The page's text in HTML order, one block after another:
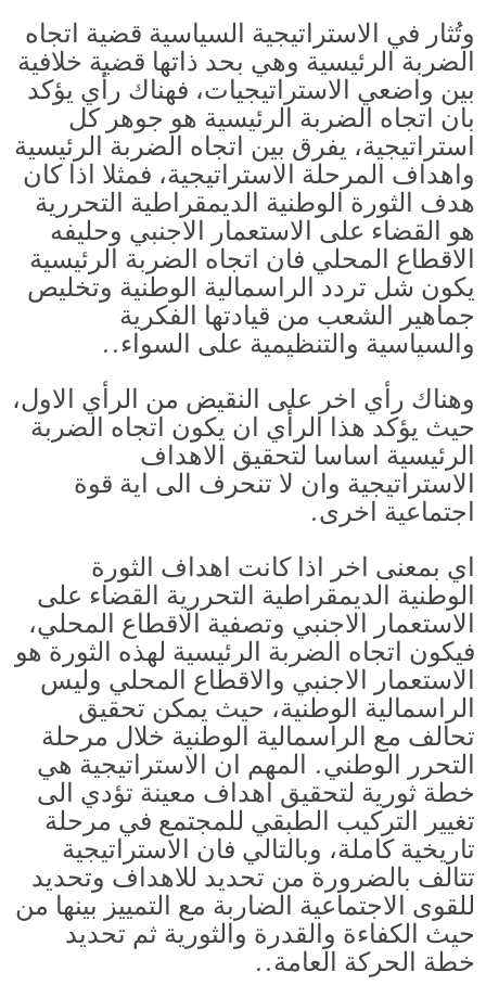
وتُثار في الاستراتيجية السياسية قضية اتجاه
الضربة الرئيسية وهي بحد ذاتها قضية خلافية
بين واضعي الاستراتيجيات، فهناك رأي يؤكد
بان اتجاه الضربة الرئيسية هو جوهر كل
استراتيجية، يفرق بين اتجاه الضربة الرئيسية
واهداف المرحلة الاستراتيجية، فمثلا اذا كان
هدف الثورة الوطنية الديمقراطية التحررية
هو القضاء على الاستعمار الاجنبي وحليفه
الاقطاع المحلي فان اتجاه الضربة الرئيسية
يكون شل تردد الراسمالية الوطنية وتخليص
جماهير الشعب من قيادتها الفكرية
والسياسية والتنظيمية على السواء..
وهناك رأي اخر على النقيض من الرأي الاول،
حيث يؤكد هذا الرأي ان يكون اتجاه الضربة
الرئيسية اساسا لتحقيق الاهداف
الاستراتيجية وان لا تنحرف الى اية قوة
اجتماعية اخرى.
اي بمعنى اخر اذا كانت اهداف الثورة
الوطنية الديمقراطية التحررية القضاء على
الاستعمار الاجنبي وتصفية الاقطاع المحلي،
فيكون اتجاه الضربة الرئيسية لهذه الثورة هو
الاستعمار الاجنبي والاقطاع المحلي وليس
الراسمالية الوطنية، حيث يمكن تحقيق
تحالف مع الراسمالية الوطنية خلال مرحلة
التحرر الوطني. المهم ان الاستراتيجية هي
خطة ثورية لتحقيق اهداف معينة تؤدي الى
تغيير التركيب الطبقي للمجتمع في مرحلة
تاريخية كاملة، وبالتالي فان الاستراتيجية
تتالف بالضرورة من تحديد للاهداف وتحديد
للقوى الاجتماعية الضاربة مع التمييز بينها من
حيث الكفاءة والقدرة والثورية ثم تحديد
خطة الحركة العامة..